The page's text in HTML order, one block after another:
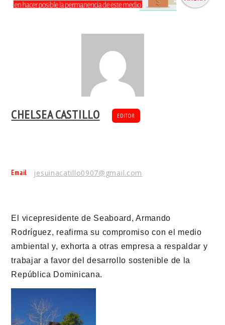
CHELSEA CASTILLO EDITOR
Email jesuinacatillo0907@gmail.com
El vicepresidente de Seaboard, Armando
Rodríguez, reafirma su compromiso con el medio
ambiental y, exhorta a otras empresa a respaldar y
trabajar a favor del desarrollo sostenible de la
República Dominicana.